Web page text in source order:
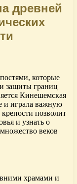
древней
которые
защиты границ
Кинешемская
и играла важную
позволит
и узнать о
веков
храмами и